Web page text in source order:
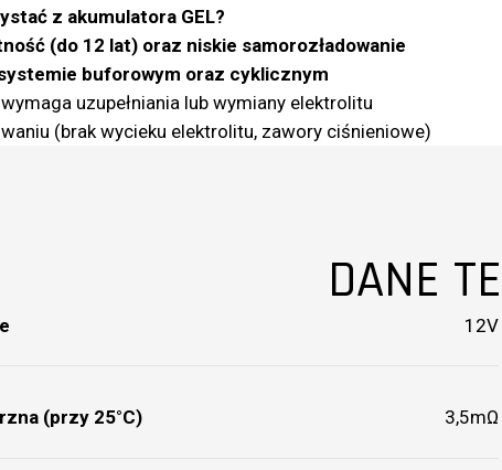
z akumulatora GEL?
(do 12 lat) oraz niskie samorozładowanie
buforowym oraz cyklicznym
uzupełniania lub wymiany elektrolitu
(brak wycieku elektrolitu, zawory ciśnieniowe)
DANE
12V
(przy 25°C) 3,5mΩ